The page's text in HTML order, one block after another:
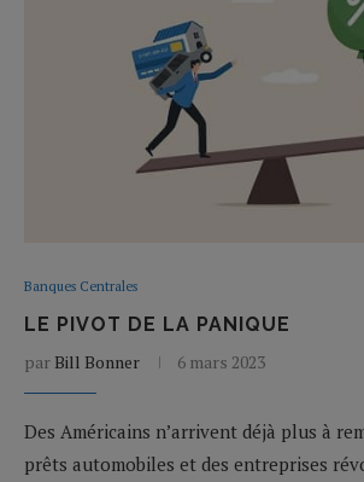
Banques Centrales
LE PIVOT DE LA PANIQUE
par Bill Bonner 6 mars 2023
Des Américains n’arrivent déjà plus à
prêts automobiles et des entreprises